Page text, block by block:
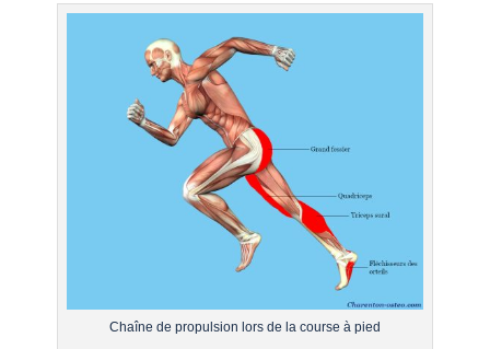
Chaîne de propulsion lors de la course à pied